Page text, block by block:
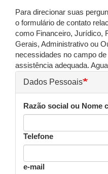
Para direcionar suas
o formulário de contato
como Financeiro, Jurídico,
Gerais, Administrativo ou
necessidades no campo
assistência adequada.
Dados Pessoais
Razão social ou Nome
Telefone
e-mail